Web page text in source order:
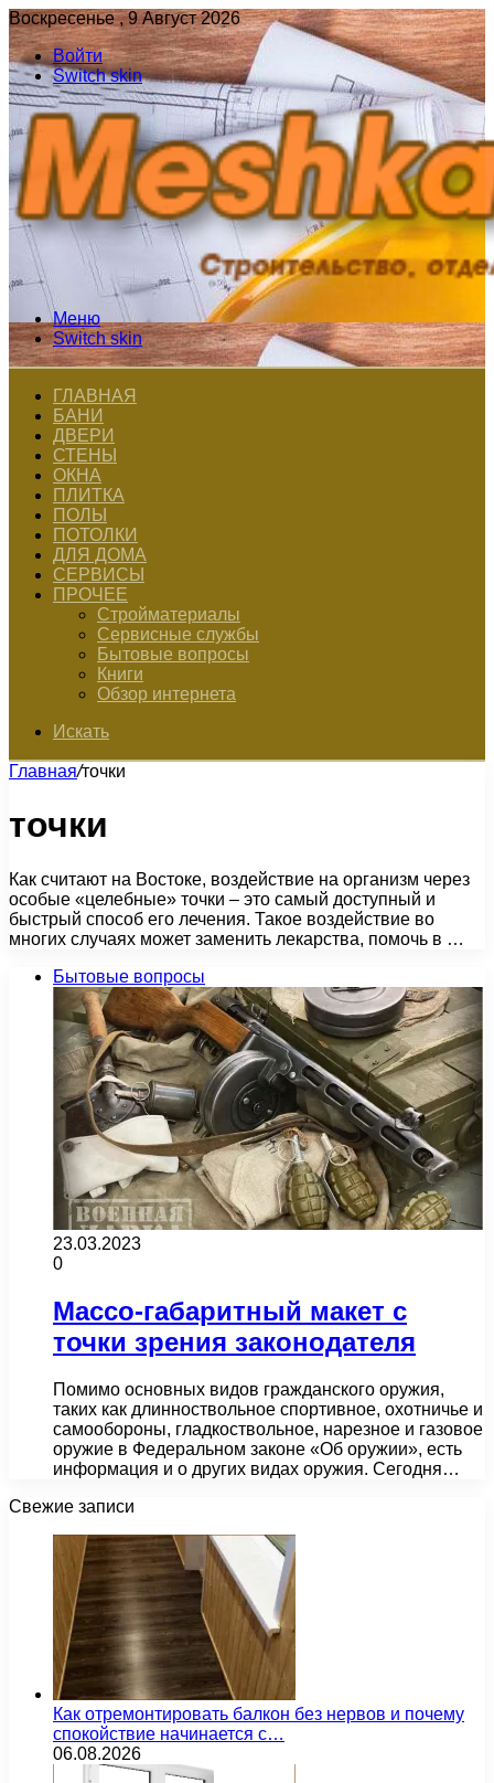
Воскресенье , 9 Август 2026
Войти
Switch skin
Меню
Switch skin
ГЛАВНАЯ
БАНИ
ДВЕРИ
СТЕНЫ
ОКНА
ПЛИТКА
ПОЛЫ
ПОТОЛКИ
ДЛЯ ДОМА
СЕРВИСЫ
ПРОЧЕЕ
Стройматериалы
Сервисные службы
Бытовые вопросы
Книги
Обзор интернета
Искать
Главная/точки
точки
Как считают на Востоке, воздействие на организм через
особые «целебные» точки – это самый доступный и
быстрый способ его лечения. Такое воздействие во
многих случаях может заменить лекарства, помочь в …
Бытовые вопросы
23.03.2023
0
Массо-габаритный макет с
точки зрения законодателя
Помимо основных видов гражданского оружия,
таких как длинноствольное спортивное, охотничье и
самообороны, гладкоствольное, нарезное и газовое
оружие в Федеральном законе «Об оружии», есть
информация и о других видах оружия. Сегодня…
Свежие записи
Как отремонтировать балкон без нервов и почему
спокойствие начинается с…
06.08.2026